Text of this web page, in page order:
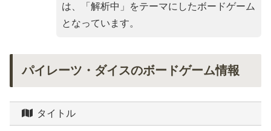
は、「 解析中 」をテーマにしたボードゲーム
となっています。
パイレーツ・ダイスのボードゲーム情報
タイトル